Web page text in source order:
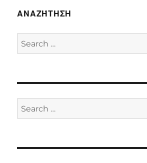
ΑΝΑΖΉΤΗΣΗ
Search
for:
Search
for: